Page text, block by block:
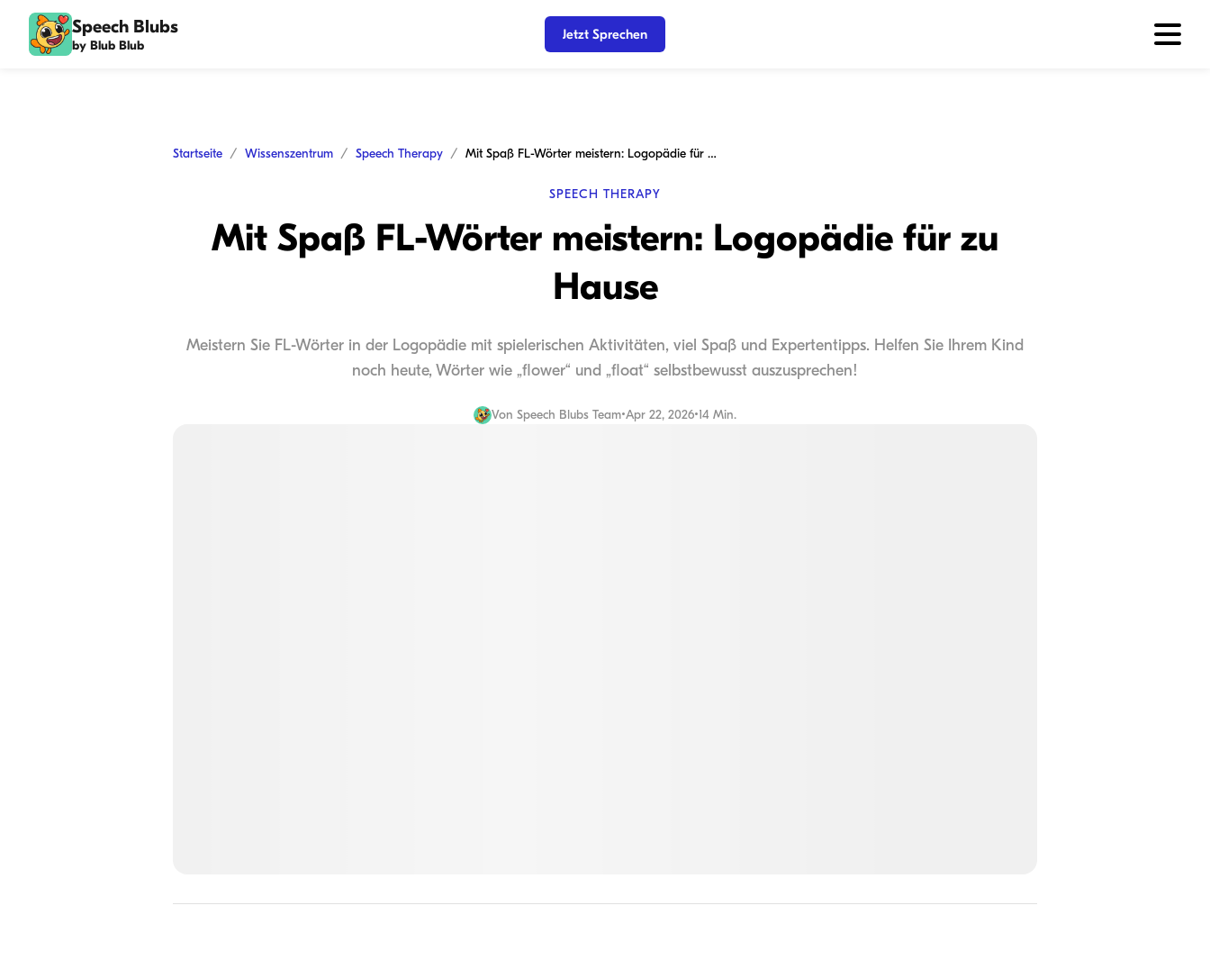
Speech Blubs
by Blub Blub
Jetzt Sprechen
Startseite Wissenszentrum Speech Therapy Mit Spaß FL-Wörter meistern: Logopädie für zu Hause
SPEECH THERAPY
Mit Spaß FL-Wörter meistern: Logopädie für zu
Hause
Meistern Sie FL-Wörter in der Logopädie mit spielerischen Aktivitäten, viel Spaß und Expertentipps. Helfen Sie Ihrem Kind
noch heute, Wörter wie „flower“ und „float“ selbstbewusst auszusprechen!
Von Speech Blubs Team•Apr 22, 2026•14 Min.